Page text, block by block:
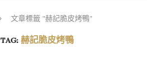
文章標籤 "赫記脆皮烤鴨"
TAG:赫記脆皮烤鴨